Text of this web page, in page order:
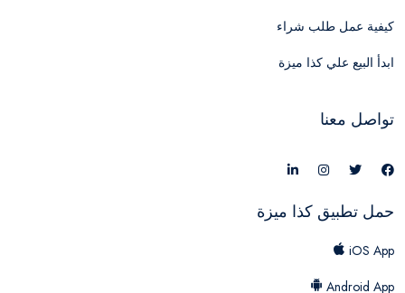
كيفية عمل طلب شراء
ابدأ البيع علي كذا ميزة
تواصل معنا
حمل تطبيق كذا ميزة
iOS App
Android App